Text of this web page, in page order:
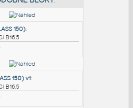
PODOBNÉ BLOKY